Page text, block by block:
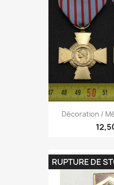
Décoration /
RUPTURE DE